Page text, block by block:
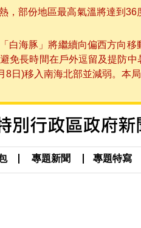
，部份地區最高氣溫將達到
白海豚」將繼續向偏西方向
免長時間在戶外逗留及提防
日)移入南海北部並減弱。
專題新聞 專題特寫